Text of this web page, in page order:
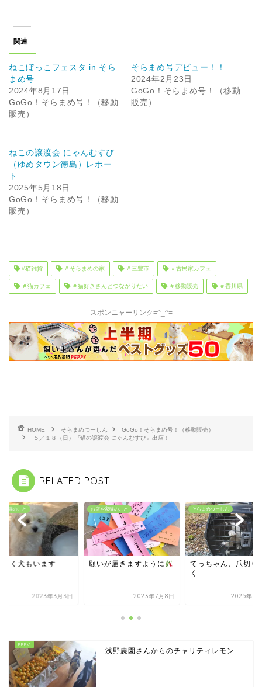
関連
ねこぼっこフェスタ in そら
まめ号
2024年8月17日
GoGo！そらまめ号！（移動
販売）
そらまめ号デビュー！！
2024年2月23日
GoGo！そらまめ号！（移動
販売）
ねこの譲渡会 にゃんむすび
（ゆめタウン徳島）レポー
ト
2025年5月18日
GoGo！そらまめ号！（移動
販売）
#猫雑貨 ＃そらまめの家 ＃三豊市 ＃古民家カフェ
＃猫カフェ ＃猫好きさんとつながりたい ＃移動販売 ＃香川県
スポンニャーリンク=^_^=
HOME そらまめつーしん
GoGo！そらまめ号！（移動販売）
５／１８（日）『猫の譲渡会 にゃんむすび』出店！
RELATED POST
家猫のこと
らく犬もいます
2023年3月3日
お店や家猫のこと
願いが届きますように
2023年7月8日
そらまめつーしん
てっちゃん、爪切り
く
2025年1
浅野農園さんからのチャリティレモン